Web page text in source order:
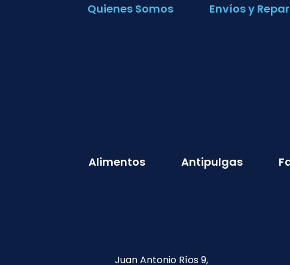
Quienes Somos Envíos y
Alimentos Antipulgas
Juan Antonio Ríos 9,